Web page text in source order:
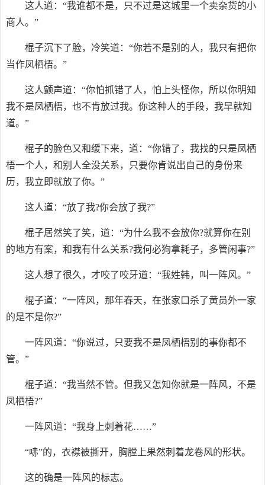
这人道：“我谁都不是，只不过是这城里一个卖杂货的小
商人。”
棍子沉下了脸，冷笑道：“你若不是别的人，我只有把你
当作凤栖梧。”
这人颤声道：“你怕抓错了人，怕上头怪你，所以你明知
我不是凤栖梧，也不肯放过我。你这种人的手段，我早就知
道。”
棍子的脸色又和缓下来，道：“你错了，我找的只是凤栖
梧一个人，和别人全没关系，只要你肯说出自己的身份来
历，我立即就放了你。”
这人道：“放了我?你会放了我?”
棍子居然笑了笑，道：“为什么我不会放你?就算你在别
的地方有案，和我有什么关系?我何必狗拿耗子，多管闲事?”
这人想了很久，才咬了咬牙道：“我姓韩，叫一阵风。”
棍子道：“一阵风，那年春天，在张家口杀了黄员外一家
的是不是你?”
一阵风道：“你说过，只要我不是凤栖梧别的事你都不
管。”
棍子道：“我当然不管。但我又怎知你就是一阵风，不是
凤栖梧?”
一阵风道：“我身上刺着花……”
“哧”的，衣襟被撕开，胸膛上果然刺着龙卷风的形状。
这的确是一阵风的标志。